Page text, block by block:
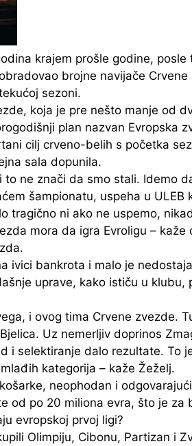
krajem prošle godine, posle
brojne navijače Crvene
sezoni.
koja je pre nešto manje od
plan nazvan Evropska
cilj crveno-belih s početka
sala dopunila.
ne znači da smo stali. Idemo
šampionatu, uspeha u ULEB
tragično ni ako ne uspemo,
mora da igra Evroligu – kaže
ivici bankrota i malo je
uprave, kako ističu u klubu,
i ovog tima Crvene zvezde.
Uz nemerljiv doprinos
i selektiranje dalo rezultate. To
kategorija – kaže Žeželj.
neophodan i
od po 20 miliona evra, što je za
evropskoj prvoj ligi?
Olimpiju, Cibonu, Partizan i